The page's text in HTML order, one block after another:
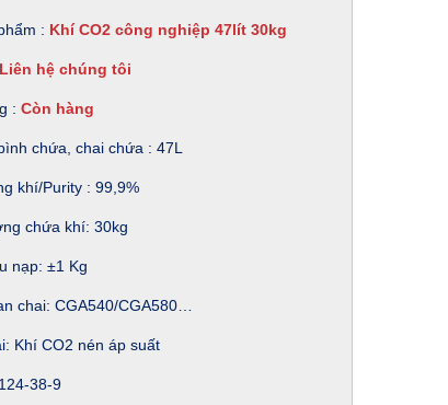
: Khí CO2 công nghiệp 47lít 30kg
Liên hệ chúng tôi
: Còn hàng
chứa, chai chứa : 47L
khí/Purity : 99,9%
chứa khí: 30kg
nạp: ±1 Kg
chai: CGA540/CGA580…
Khí CO2 nén áp suất
38-9